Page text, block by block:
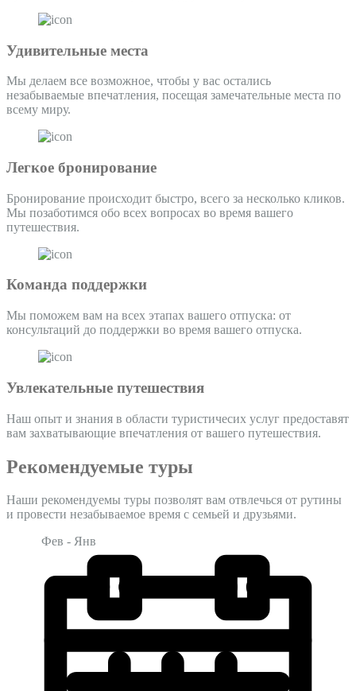
Удивительные места
Мы делаем все возможное, чтобы у вас остались
незабываемые впечатления, посещая замечательные места по
всему миру.
Легкое бронирование
Бронирование происходит быстро, всего за несколько кликов.
Мы позаботимся обо всех вопросах во время вашего
путешествия.
Команда поддержки
Мы поможем вам на всех этапах вашего отпуска: от
консультаций до поддержки во время вашего отпуска.
Увлекательные путешествия
Наш опыт и знания в области туристичесих услуг предоставят
вам захватывающие впечатления от вашего путешествия.
Рекомендуемые туры
Наши рекомендуемы туры позволят вам отвлечься от рутины
и провести незабываемое время с семьей и друзьями.
Фев - Янв